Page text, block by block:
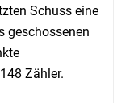
Schuss eine
geschossenen
Zähler.